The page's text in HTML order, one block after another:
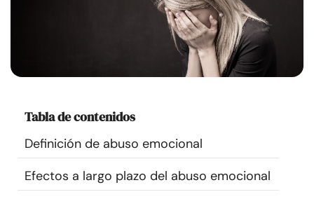
Ayuda
Recursos
Comunidad
Tabla de contenidos
Definición de abuso emocional
Efectos a largo plazo del abuso emocional